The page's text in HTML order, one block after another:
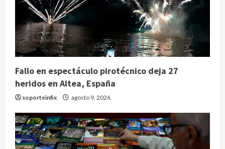
Fallo en espectáculo pirotécnico deja 27
heridos en Altea, España
soporteinfix agosto 9, 2026